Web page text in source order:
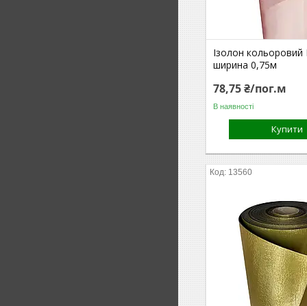
Ізолон кольоровий
ширина 0,75м
78,75 ₴/пог.м
В наявності
Купити
13560